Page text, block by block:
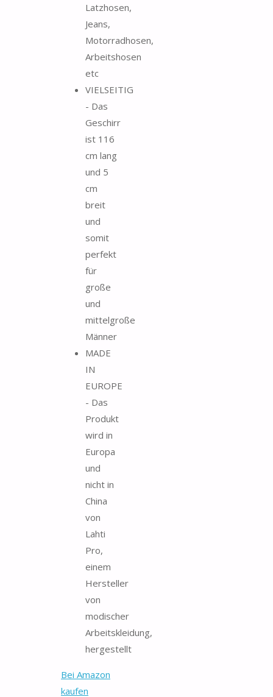
Latzhosen,
Jeans,
Motorradhosen,
Arbeitshosen
etc
VIELSEITIG
- Das
Geschirr
ist 116
cm lang
und 5
cm
breit
und
somit
perfekt
für
große
und
mittelgroße
Männer
MADE
IN
EUROPE
- Das
Produkt
wird in
Europa
und
nicht in
China
von
Lahti
Pro,
einem
Hersteller
von
modischer
Arbeitskleidung,
hergestellt
Bei Amazon
kaufen